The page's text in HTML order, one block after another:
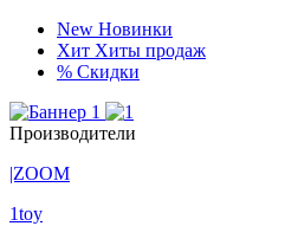
New Новинки
Хит Хиты продаж
% Скидки
Производители
|ZOOM
1toy